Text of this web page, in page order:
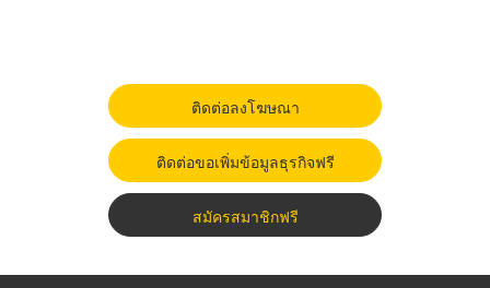
ติดต่อลงโฆษณา
ติดต่อขอเพิ่มข้อมูลธุรกิจฟรี
สมัครสมาชิกฟรี